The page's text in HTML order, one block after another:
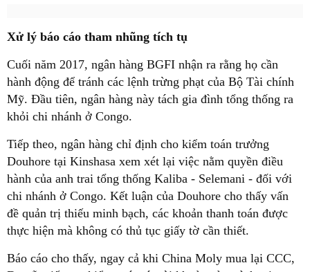
Xử lý báo cáo tham nhũng tích tụ
Cuối năm 2017, ngân hàng BGFI nhận ra rằng họ cần
hành động để tránh các lệnh trừng phạt của Bộ Tài chính
Mỹ. Đầu tiên, ngân hàng này tách gia đình tổng thống ra
khỏi chi nhánh ở Congo.
Tiếp theo, ngân hàng chỉ định cho kiểm toán trưởng
Douhore tại Kinshasa xem xét lại việc nằm quyền điều
hành của anh trai tổng thống Kaliba - Selemani - đối với
chi nhánh ở Congo. Kết luận của Douhore cho thấy vấn
đề quản trị thiếu minh bạch, các khoản thanh toán được
thực hiện mà không có thủ tục giấy tờ cần thiết.
Báo cáo cho thấy, ngay cả khi China Moly mua lại CCC,